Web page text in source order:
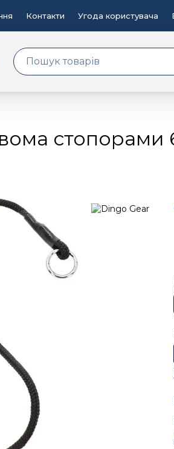
Контакти Угода користувача
стопорами